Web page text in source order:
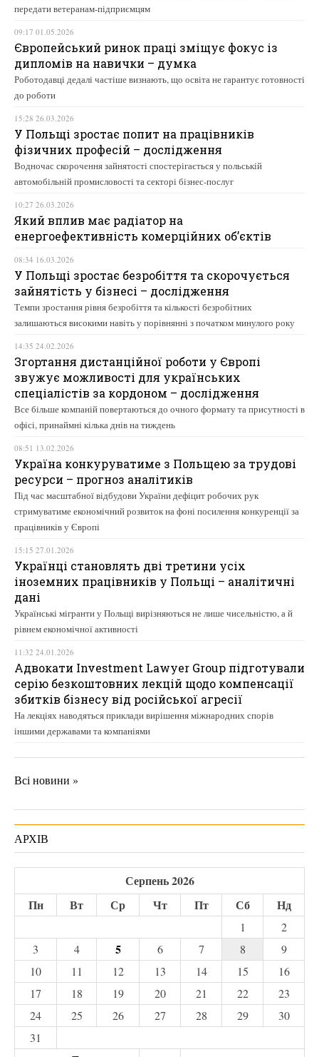
передати ветеранам-підприємцям
09:17 01.05.2026
Європейський ринок праці зміщує фокус із
дипломів на навички – думка
Роботодавці дедалі частіше визнають, що освіта не гарантує готовності
до роботи
15:28 26.03.2026
У Польщі зростає попит на працівників
фізичних професій – дослідження
Водночас скорочення зайнятості спостерігається у польській
автомобільній промисловості та секторі бізнес-послуг
10:27 26.03.2026
Який вплив має радіатор на
енергоефективність комерційних об’єктів
08:34 16.03.2026
У Польщі зростає безробіття та скорочується
зайнятість у бізнесі – дослідження
Темпи зростання рівня безробіття та кількості безробітних
залишаються високими навіть у порівнянні з початком минулого року
14:35 24.02.2026
Згортання дистанційної роботи у Європі
звужує можливості для українських
спеціалістів за кордоном – дослідження
Все більше компаній повертаються до очного формату та присутності в
офісі, принаймні кілька днів на тиждень
08:51 13.02.2026
Україна конкуруватиме з Польщею за трудові
ресурси – прогноз аналітиків
Під час масштабної відбудови України дефіцит робочих рук
стримуватиме економічний розвиток на фоні посилення конкуренції за
працівників у Європі
15:15 27.01.2026
Українці становлять дві третини усіх
іноземних працівників у Польщі – аналітичні
дані
Українські мігранти у Польщі вирізняються не лише чисельністю, а й
рівнем економічної активності
11:32 24.01.2026
Адвокати Investment Lawyer Group підготували
серію безкоштовних лекцій щодо компенсації
збитків бізнесу від російської агресії
На лекціях наводяться приклади вирішення міжнародних спорів
іншими державами та компаніями
Всі новини »
АРХІВ
Серпень 2026
Пн
Вт Ср Чт Пт Сб Нд
1
2
3
4 5 6 7 8
9
10
11 12 13 14 15
16
17
18 19 20 21 22
23
24
25 26 27 28 29
30
31